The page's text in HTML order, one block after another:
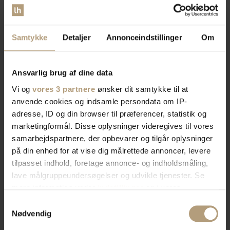
Samtykke Detaljer Annonceindstillinger Om
Ansvarlig brug af dine data
Vi og vores 3 partnere ønsker dit samtykke til at
anvende cookies og indsamle persondata om IP-
adresse, ID og din browser til præferencer, statistik og
marketingformål. Disse oplysninger videregives til vores
samarbejdspartnere, der opbevarer og tilgår oplysninger
på din enhed for at vise dig målrettede annoncer, levere
tilpasset indhold, foretage annonce- og indholdsmåling,
lave målgruppeundersøgelser og udvikle tjenester. Se
tilbage eller ændre indstillinger fra vores
"Cookiedeklaration", eller ved at trykke på "Privacy
Nødvendig